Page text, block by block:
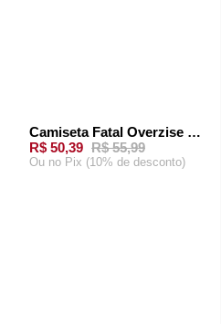
-10%Camiseta Fatal Overzise Especial Preta
R$ 50,39 R$ 55,99
Ou no Pix (10% de desconto)